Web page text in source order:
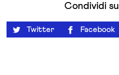
Condividi su
Twitter Facebook